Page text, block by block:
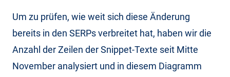
Um zu prüfen, wie weit sich diese Änderung
bereits in den SERPs verbreitet hat, haben wir die
Anzahl der Zeilen der Snippet-Texte seit Mitte
November analysiert und in diesem Diagramm